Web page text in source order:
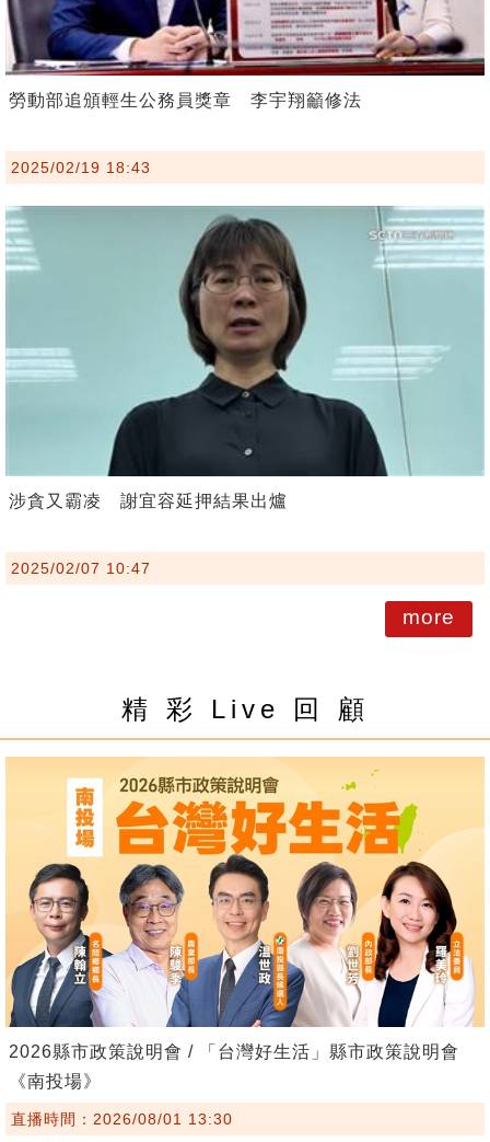
勞動部追頒輕生公務員獎章 李宇翔籲修法
2025/02/19 18:43
涉貪又霸凌 謝宜容延押結果出爐
2025/02/07 10:47
more
精 彩 Live 回 顧
2026縣市政策說明會 / 「台灣好生活」縣市政策說明會
《南投場》
直播時間：2026/08/01 13:30